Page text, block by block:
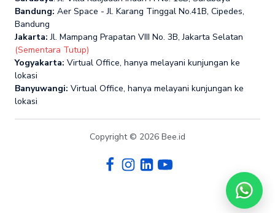
Bandung: Aer Space - Jl. Karang Tinggal No.41B, Cipedes,
Bandung
Jakarta: Jl. Mampang Prapatan VIII No. 3B, Jakarta Selatan
(Sementara Tutup)
Yogyakarta: Virtual Office, hanya melayani kunjungan ke
lokasi
Banyuwangi: Virtual Office, hanya melayani kunjungan ke
lokasi
Copyright © 2026 Bee.id